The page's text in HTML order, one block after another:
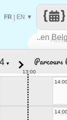
Faire
..en
FR EN ▼
▼ Parcours
13:00